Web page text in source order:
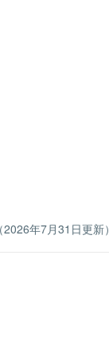
年7月31日更新）